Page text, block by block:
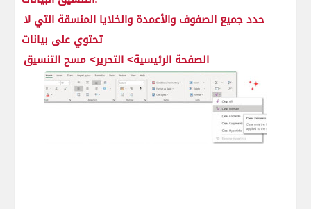
حدد جميع الصفوف والأعمدة والخلايا المنسقة التي لا
تحتوي على بيانات
الصفحة الرئيسية> التحرير> مسح التنسيق